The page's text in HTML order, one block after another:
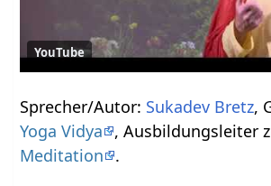
YouTube
Sprecher/Autor: Sukadev Bretz,
Yoga Vidya
, Ausbildungsleiter
Meditation
.